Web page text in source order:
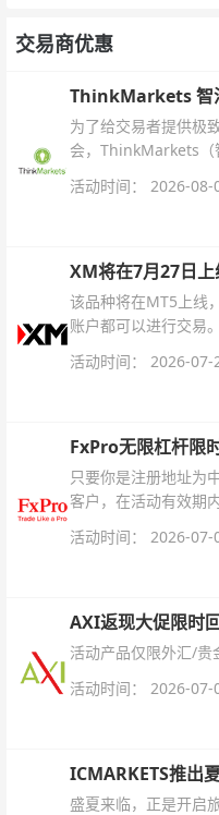
交易商优惠
ThinkMarkets 智
为了给交易者提供极
会，ThinkMarkets（
杆配置、支持软件及
活动时间： 2026-
XM将在7月27日
该品种将在MT5上线
账户都可以进行交易。
活动时间： 2026-
FxPro无限杠杆限
只要你是注册地址为
客户，在活动有效期
活动时间： 2026-
AXI返现大促限时
活动产品仅限外汇/贵
活动时间： 2026-
ICMARKETS推出
盛夏来临，正是开启